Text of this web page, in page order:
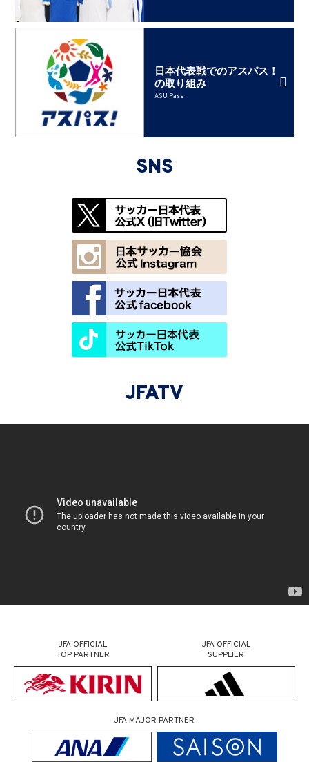
日本代表戦でのアスパス！
の取り組み
ASU Pass
SNS
JFATV
JFA OFFICIAL
TOP PARTNER
JFA OFFICIAL
SUPPLIER
JFA MAJOR PARTNER